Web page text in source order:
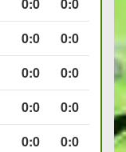
0:0
0:0
0:0
0:0
0:0
0:0
0:0
0:0